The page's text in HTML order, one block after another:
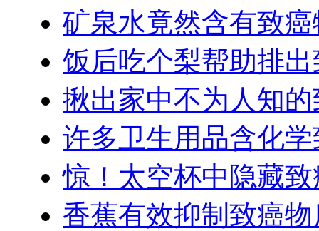
矿泉水竟然含有致
饭后吃个梨帮助排
揪出家中不为人知
许多卫生用品含化
惊！太空杯中隐藏
香蕉有效抑制致癌物